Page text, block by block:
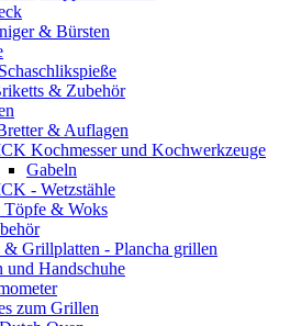
& Bürsten
& Zubehör
& Auflagen
Kochmesser und Kochwerkzeuge
Gabeln
- Wetzstähle
Töpfe & Woks
& Grillplatten - Plancha grillen
und Handschuhe
zum Grillen